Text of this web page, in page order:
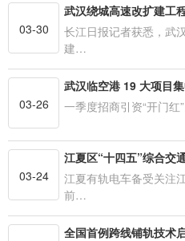
03-30
武汉绕城高速改扩建工
长江日报记者获悉，武
建…
03-26
武汉临空港 19 大项目集
一季度招商引资“开门
03-24
江夏有轨电车备受关注
前…
全国首例跨线铺轨技术